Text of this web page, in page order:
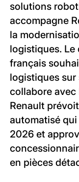
solutions
accompagne
la
logistiques.
français
logistiques sur
collabore avec
Renault
automatisé
2026 et
en pièces